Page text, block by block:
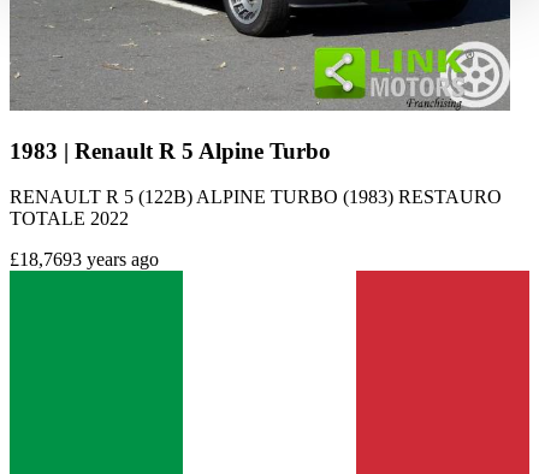
haben oder die sie im Rahmen Ihrer Nutzung der Dienste
gesammelt haben. Datenschutzerklärung
1983 | Renault R 5 Alpine Turbo
RENAULT R 5 (122B) ALPINE TURBO (1983) RESTAURO
TOTALE 2022
£18,7693 years ago